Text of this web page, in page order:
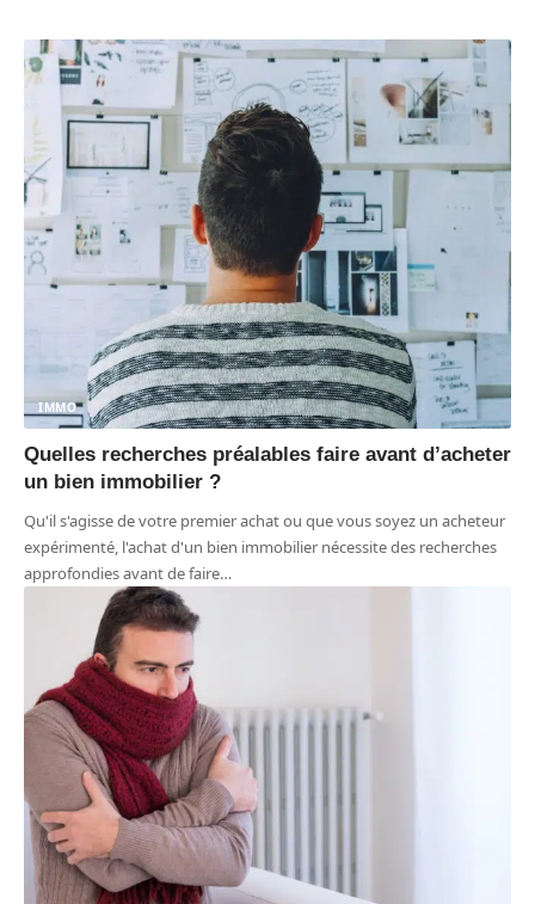
IMMO
Quelles recherches préalables faire avant d’acheter
un bien immobilier ?
Qu'il s'agisse de votre premier achat ou que vous soyez un acheteur
expérimenté, l'achat d'un bien immobilier nécessite des recherches
approfondies avant de faire…